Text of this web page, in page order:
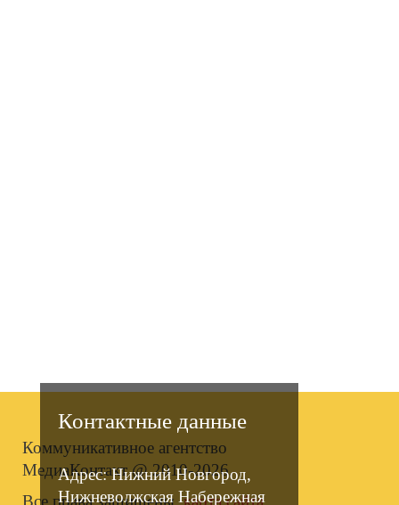
Контактные данные
Адрес: Нижний Новгород,
Нижневолжская Набережная
Коммуникативное агентство
МедиаКонтакт @ 2010-2026.
Все права защищены.карта сайта.